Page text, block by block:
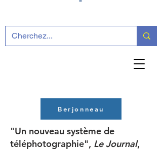
Berjonneau
"Un nouveau système de
téléphotographie", Le Journal,